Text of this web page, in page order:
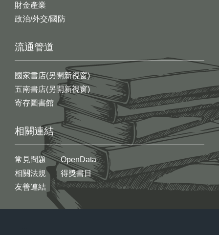
財金產業
政治/外交/國防
流通管道
國家書店(另開新視窗)
五南書店(另開新視窗)
寄存圖書館
相關連結
常見問題
相關法規
友善連結
OpenData
得獎書目